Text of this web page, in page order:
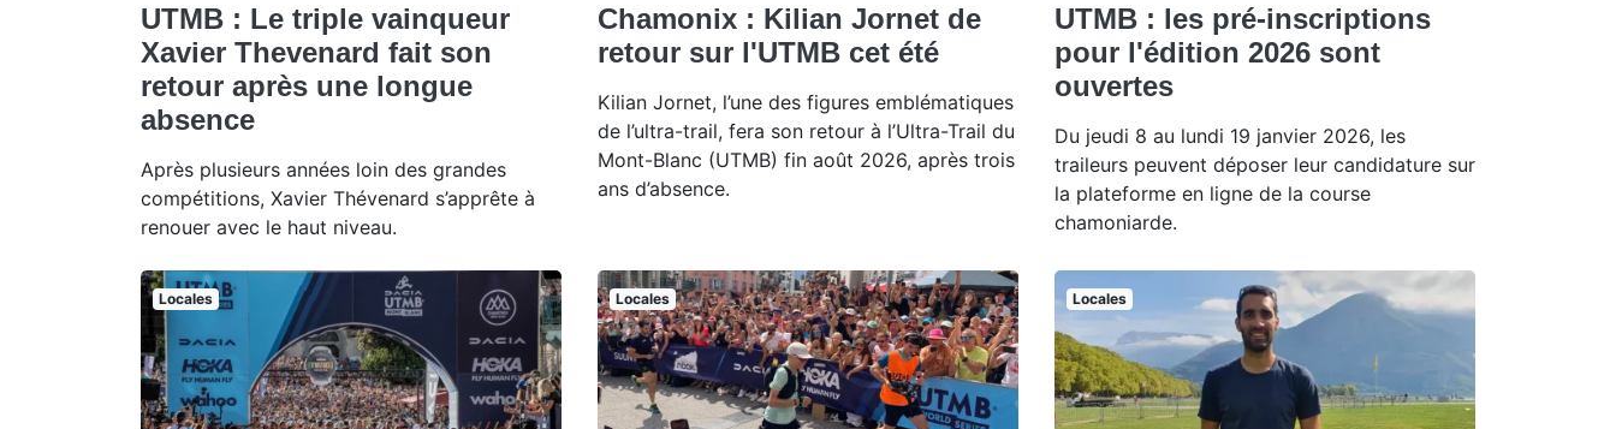
UTMB : Le triple vainqueur
Xavier Thevenard fait son
retour après une longue
absence
Après plusieurs années loin des grandes
compétitions, Xavier Thévenard s’apprête à
renouer avec le haut niveau.
Chamonix : Kilian Jornet de
retour sur l'UTMB cet été
Kilian Jornet, l’une des figures emblématiques
de l’ultra-trail, fera son retour à l’Ultra-Trail du
Mont-Blanc (UTMB) fin août 2026, après trois
ans d’absence.
UTMB : les pré-inscriptions
pour l'édition 2026 sont
ouvertes
Du jeudi 8 au lundi 19 janvier 2026, les
traileurs peuvent déposer leur candidature sur
la plateforme en ligne de la course
chamoniarde.
Locales Locales Locales